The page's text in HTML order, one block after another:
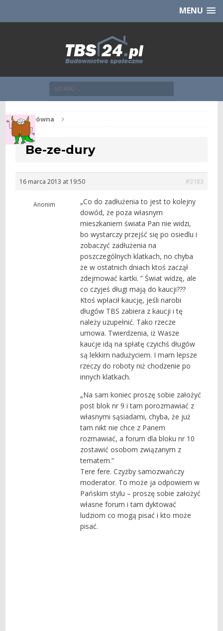
CHCĘ [klik]MENU
Str. główna
Be-ze-dury
16 marca 2013 at 19:50 #3183
Anonim
„Co do zadłużenia to jest to kolejny
dowód, że poza własnym
mieszkaniem świata Pan nie widzi,
bo wystarczy przejść się po osiedlu i
zobaczyć zadłużenia na
poszczególnych klatkach, no chyba
że w ostatnich dniach ktoś zaczął
zdejmować kartki. ” Świat widzę, ale
co czyjeś długi mają do kaucji???
Ktoś wpłacił kaucję, jeśli narobi
długów TBS zabiera z kaucji i tę
należy uzupełnić. Tako rzecze
umowa. Twierdzenia, iż Wasze
kaucje idą na spłatę czyichś długów
są lekkim nadużyciem. I mam lepsze
rzeczy do roboty niż chodzenie po
innych klatkach.
„Na sam koniec proszę sobie założyć
post blok nr 9 i tam porozmawiać z
własnymi sąsiadami, chyba, że już
tam nikt nie chce z Panem
rozmawiać, a forum dla bloku nr 10
zostawić osobom związanym z
tematem.”
Tere fere. Czyżby samozwańczy
moderator. To może ja odpowiem w
Pańskim stylu – proszę sobie założyć
własne forum i tam dyktować
ludziom co mogą pisać i kto może
pisać.